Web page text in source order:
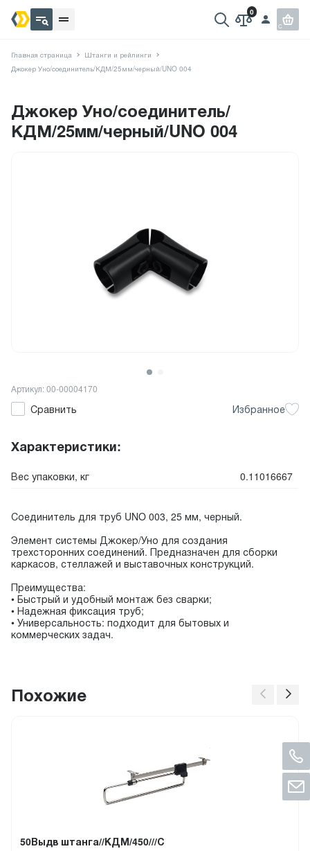
Главная страница
Штанги и рейлинги
Джокер Уно/соединитель/КДМ/25мм/черный/UNO 004
Джокер Уно/соединитель/
КДМ/25мм/черный/UNO 004
Сравнить Избранное
Артикул: 00-00004170
Характеристики:
Вес упаковки, кг 0.11016667
Соединитель для труб UNO 003, 25 мм, черный.
Элемент системы Джокер/Уно для создания
трехсторонних соединений. Предназначен для сборки
каркасов, стеллажей и выставочных конструкций.
Преимущества:
• Быстрый и удобный монтаж без сварки;
• Надежная фиксация труб;
• Универсальность: подходит для бытовых и
коммерческих задач.
Похожие
50Выдв штанга//КДМ/450///С